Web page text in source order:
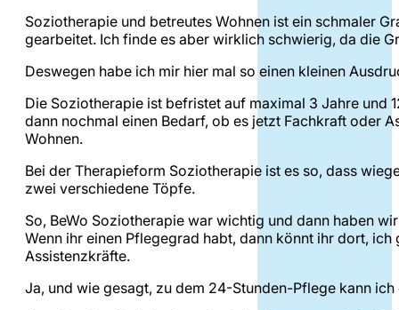
Soziotherapie und betreutes Wohnen ist ein schmaler
gearbeitet. Ich finde es aber wirklich schwierig, da die
Deswegen habe ich mir hier mal so einen kleinen
Die Soziotherapie ist befristet auf maximal 3 Jahre und
dann nochmal einen Bedarf, ob es jetzt Fachkraft oder
Wohnen.
Bei der Therapieform Soziotherapie ist es so, dass
zwei verschiedene Töpfe.
So, BeWo Soziotherapie war wichtig und dann haben
Wenn ihr einen Pflegegrad habt, dann könnt ihr dort,
Assistenzkräfte.
Ja, und wie gesagt, zu dem 24-Stunden-Pflege kann